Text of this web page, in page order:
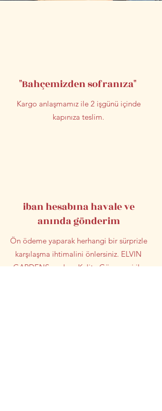
"Bahçemizden sofranıza"
Kargo anlaşmamız ile 2 işgünü içinde
kapınıza teslim.
iban hesabına havale ve
anında gönderim
Ön ödeme yaparak herhangi bir sürprizle
karşılaşma ihtimalini önlersiniz. ELVIN
GARDENSgardens Kalite Güvencesi ile